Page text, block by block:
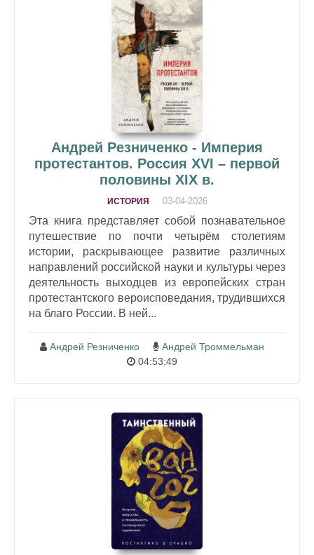
Андрей Резниченко - Империя
протестантов. Россия XVI – первой
половины XIX в.
ИСТОРИЯ 03-04-2026
Эта книга представляет собой познавательное
путешествие по почти четырём столетиям
истории, раскрывающее развитие различных
направлений российской науки и культуры через
деятельность выходцев из европейских стран
протестантского вероисповедания, трудившихся
на благо России. В ней...
Андрей Резниченко
Андрей Троммельман
04:53:49